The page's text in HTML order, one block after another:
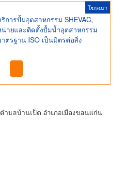
โฆษณา
ารปั้มอุตสาหกรรม SHEVAC,
น่ายและติดตั้งปั้มน้ำอุตสาหกรรม
รฐาน ISO เป็นมิตรต่อสิ่ง
ำบลบ้านเป็ด อำเภอเมืองขอนแก่น